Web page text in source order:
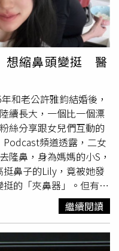
「這是海巡署執法的問
長官值勤都不帶密錄
這合理嗎？這能讓海巡自
就任後花了90億修理船
對支持海巡執法，但是
機關沒有協助下屬機
在」，丁則說「一肩扛
丁接著再要求管碧玲為
，管碧玲也不假辭色的
但是我支持海巡署」
責「你怎麼又讓海巡扛
不是撞船事件」還跳針
」。丁學忠似乎也被管
中原先準備好的質詢稿
立院道歉」，管回應
以你的回應就是傲
」，丁說「你如果真謙
好會因為壓力下台，例
上次美國也是要求菲律
一定經過精算，如果對
素梅就好了，為何要公
了，因為立法院從來沒
戲可能是管碧玲姍姍來
而上，捍衛管媽。不要
搞成政治，管碧玲要選
認為，講白了她根本沒
了，她要的就是統獨對
約的直覺告訴我」郭
人在玩政治！
想縮鼻頭變挺 醫
和老公許雅鈞結婚後，
續長大，一個比一個漂
絲分享跟女兒們互動的
頻道透露，二女
隆鼻，身為媽媽的小S，
鼻子的Lily，竟被她發
的「夾鼻器」。但有專
只有透過手術才有效
，恐怕會先面臨血液循
頻道《老娘的老
分享，有一天她的二女
繼續閱讀